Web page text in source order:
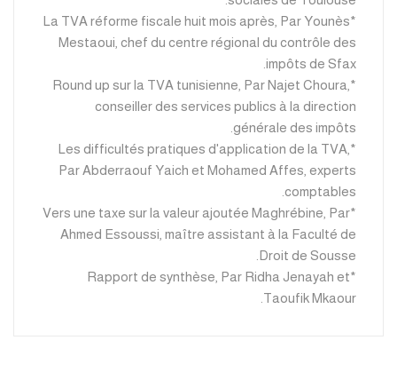
*La TVA réforme fiscale huit mois après, Par Younès
Mestaoui, chef du centre régional du contrôle des
impôts de Sfax.
*Round up sur la TVA tunisienne, Par Najet Choura,
conseiller des services publics à la direction
générale des impôts.
*Les difficultés pratiques d'application de la TVA,
Par Abderraouf Yaich et Mohamed Affes, experts
comptables.
*Vers une taxe sur la valeur ajoutée Maghrébine, Par
Ahmed Essoussi, maître assistant à la Faculté de
Droit de Sousse.
*Rapport de synthèse, Par Ridha Jenayah et
Taoufik Mkaour.